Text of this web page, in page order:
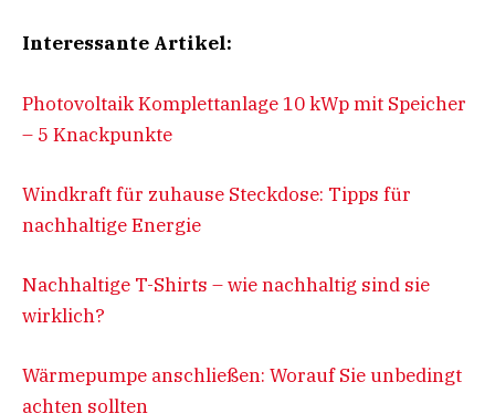
Interessante Artikel:
Photovoltaik Komplettanlage 10 kWp mit Speicher
– 5 Knackpunkte
Windkraft für zuhause Steckdose: Tipps für
nachhaltige Energie
Nachhaltige T-Shirts – wie nachhaltig sind sie
wirklich?
Wärmepumpe anschließen: Worauf Sie unbedingt
achten sollten